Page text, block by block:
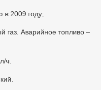
в 2009 году;
газ. Аварийное топливо –
ч.